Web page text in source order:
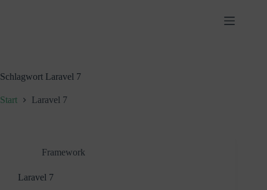
Schlagwort Laravel 7
Start Laravel 7
Framework
Laravel 7